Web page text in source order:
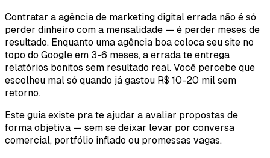
Contratar a agência de marketing digital errada não é só
perder dinheiro com a mensalidade — é perder meses de
resultado. Enquanto uma agência boa coloca seu site no
topo do Google em 3-6 meses, a errada te entrega
relatórios bonitos sem resultado real. Você percebe que
escolheu mal só quando já gastou R$ 10-20 mil sem
retorno.
Este guia existe pra te ajudar a avaliar propostas de
forma objetiva — sem se deixar levar por conversa
comercial, portfólio inflado ou promessas vagas.